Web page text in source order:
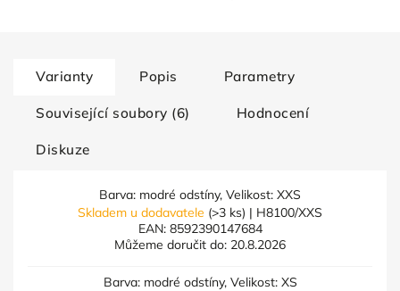
Varianty Popis Parametry
Související soubory (6) Hodnocení
Diskuze
Barva: modré odstíny, Velikost: XXS
Skladem u dodavatele (>3 ks) | H8100/XXS
EAN: 8592390147684
Můžeme doručit do: 20.8.2026
Barva: modré odstíny, Velikost: XS